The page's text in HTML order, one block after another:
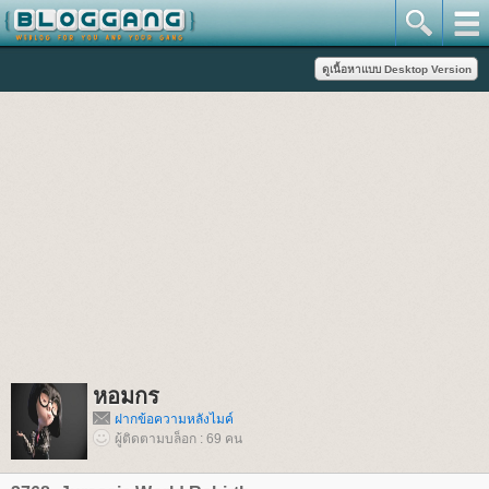
หอมกร
ฝากข้อความหลังไมค์
ผู้ติดตามบล็อก : 69 คน